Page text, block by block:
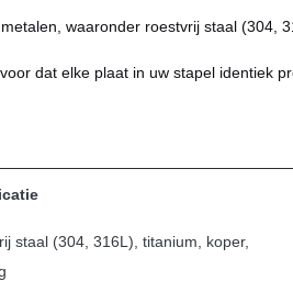
waaronder roestvrij staal (304,
dat elke plaat in uw stapel identiek
staal (304, 316L), titanium, koper,